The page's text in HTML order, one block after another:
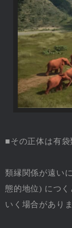
■その正体は有
類縁関係が遠い
態的地位) につ
いく場合がありま